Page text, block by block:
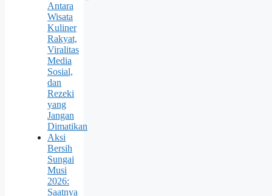
Antara
Wisata
Kuliner
Rakyat,
Viralitas
Media
Sosial,
dan
Rezeki
yang
Jangan
Dimatikan
Aksi
Bersih
Sungai
Musi
2026:
Saatnya